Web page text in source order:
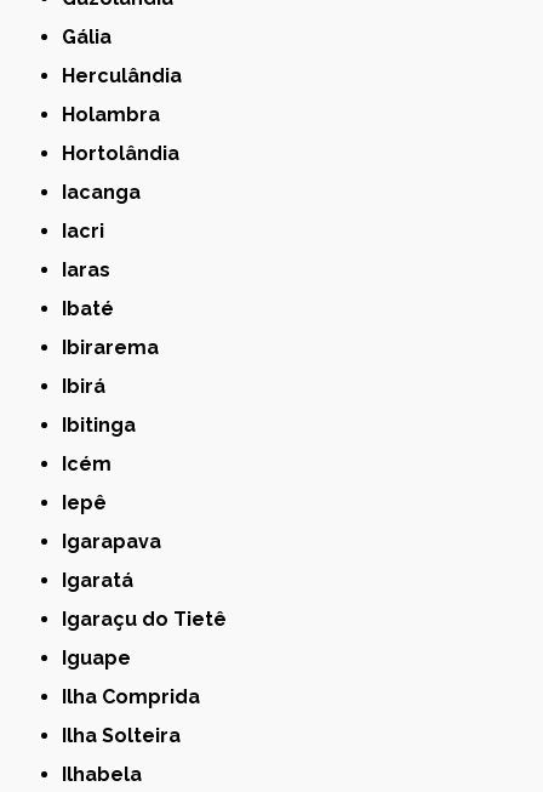
Gália
Herculândia
Holambra
Hortolândia
Iacanga
Iacri
Iaras
Ibaté
Ibirarema
Ibirá
Ibitinga
Icém
Iepê
Igarapava
Igaratá
Igaraçu do Tietê
Iguape
Ilha Comprida
Ilha Solteira
Ilhabela